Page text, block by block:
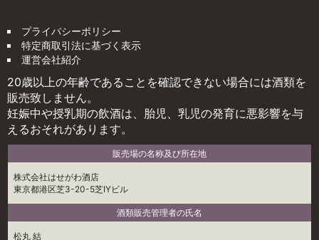
プライバシーポリシー
特定商取引法に基づく表示
運営会社紹介
20歳以上の年齢であることを確認できない場合には酒類を
販売致しません。
妊娠中や授乳期の飲酒は、胎児、乳児の発育に悪影響を与
えるおそれがあります。
販売場の名称及び所在地
株式会社はせがわ酒店
東京都港区芝3-20-5芝IYビル
酒類販売管理者の氏名
松丸 結